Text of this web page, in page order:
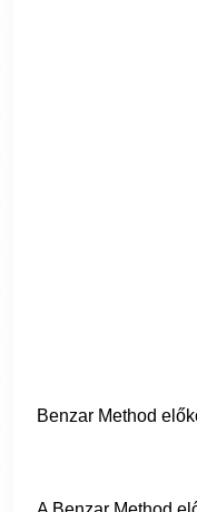
Benzar Method